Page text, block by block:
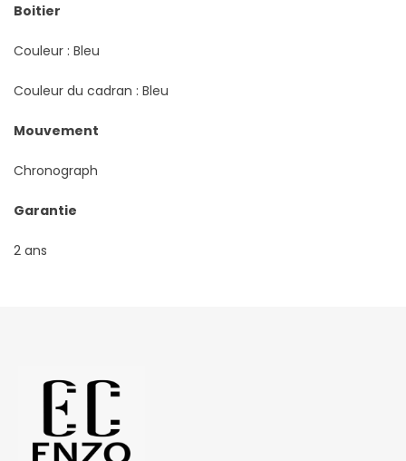
Boitier
Couleur : Bleu
Couleur du cadran : Bleu
Mouvement
Chronograph
Garantie
2 ans